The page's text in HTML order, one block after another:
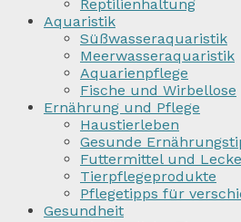
Reptilienhaltung
Aquaristik
Süßwasseraquaristik
Meerwasseraquaristik
Aquarienpflege
Fische und Wirbellose
Ernährung und Pflege
Haustierleben
Gesunde
Futtermittel und
Tierpflegeprodukte
Pflegetipps für
Gesundheit